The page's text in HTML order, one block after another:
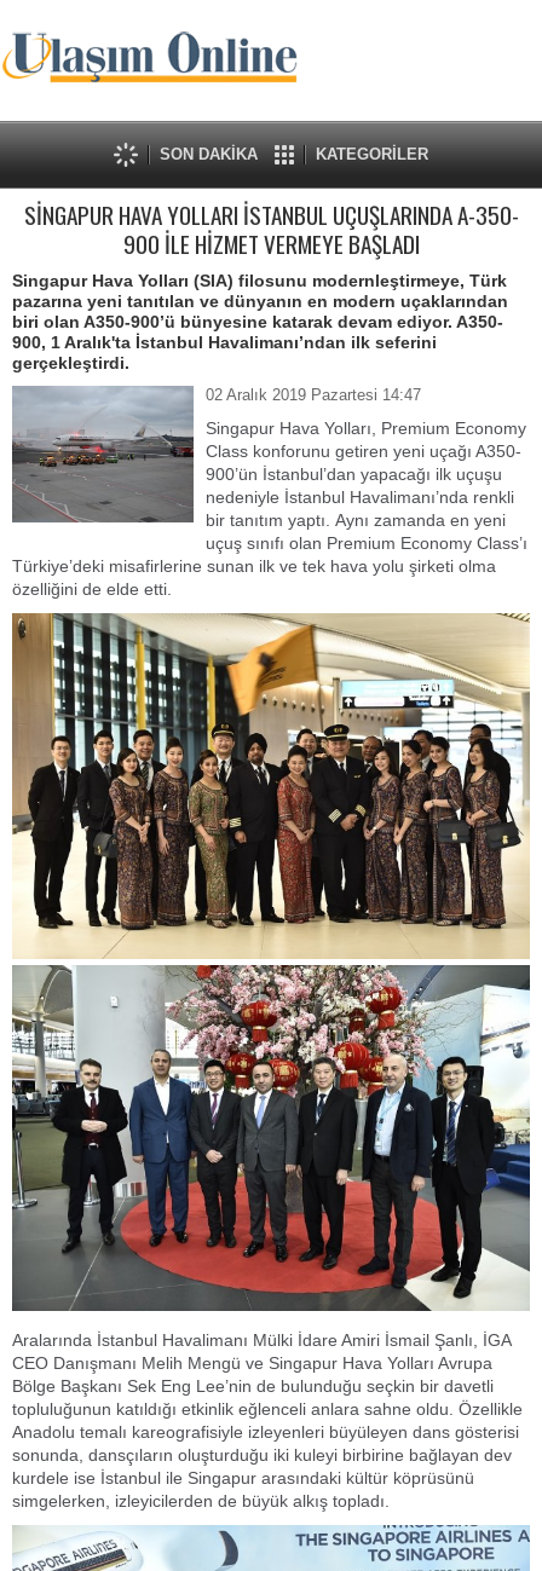
SON DAKİKA KATEGORİLER
SİNGAPUR HAVA YOLLARI İSTANBUL UÇUŞLARINDA A-350-
900 İLE HİZMET VERMEYE BAŞLADI
Singapur Hava Yolları (SIA) filosunu modernleştirmeye, Türk
pazarına yeni tanıtılan ve dünyanın en modern uçaklarından
biri olan A350-900’ü bünyesine katarak devam ediyor. A350-
900, 1 Aralık'ta İstanbul Havalimanı’ndan ilk seferini
gerçekleştirdi.
02 Aralık 2019 Pazartesi 14:47
Singapur Hava Yolları, Premium Economy
Class konforunu getiren yeni uçağı A350-
900’ün İstanbul’dan yapacağı ilk uçuşu
nedeniyle İstanbul Havalimanı’nda renkli
bir tanıtım yaptı. Aynı zamanda en yeni
uçuş sınıfı olan Premium Economy Class’ı
Türkiye’deki misafirlerine sunan ilk ve tek hava yolu şirketi olma
özelliğini de elde etti.
Aralarında İstanbul Havalimanı Mülki İdare Amiri İsmail Şanlı, İGA
CEO Danışmanı Melih Mengü ve Singapur Hava Yolları Avrupa
Bölge Başkanı Sek Eng Lee’nin de bulunduğu seçkin bir davetli
topluluğunun katıldığı etkinlik eğlenceli anlara sahne oldu. Özellikle
Anadolu temalı kareografisiyle izleyenleri büyüleyen dans gösterisi
sonunda, dansçıların oluşturduğu iki kuleyi birbirine bağlayan dev
kurdele ise İstanbul ile Singapur arasındaki kültür köprüsünü
simgelerken, izleyicilerden de büyük alkış topladı.